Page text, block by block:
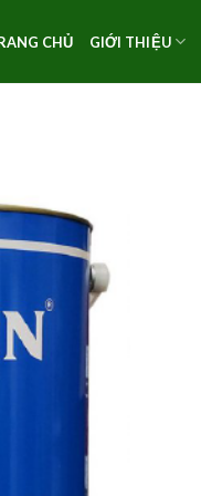
CHỦ GIỚI THIỆU